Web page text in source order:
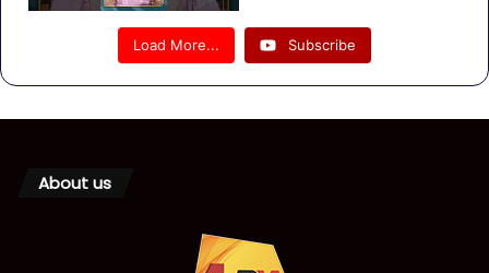
Load More... Subscribe
About us